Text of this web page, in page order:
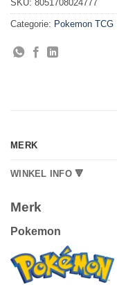
SKU: 8051708024777
Categorie: Pokemon TCG
MERK
WINKEL INFO 🔻
Merk
Pokemon